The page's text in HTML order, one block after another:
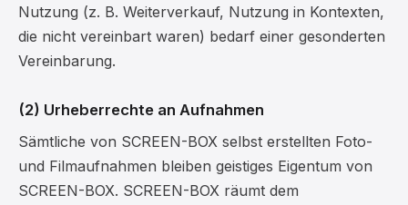
Nutzung (z. B. Weiterverkauf, Nutzung in Kontexten,
die nicht vereinbart waren) bedarf einer gesonderten
Vereinbarung.
(2) Urheberrechte an Aufnahmen
Sämtliche von SCREEN-BOX selbst erstellten Foto-
und Filmaufnahmen bleiben geistiges Eigentum von
SCREEN-BOX. SCREEN-BOX räumt dem